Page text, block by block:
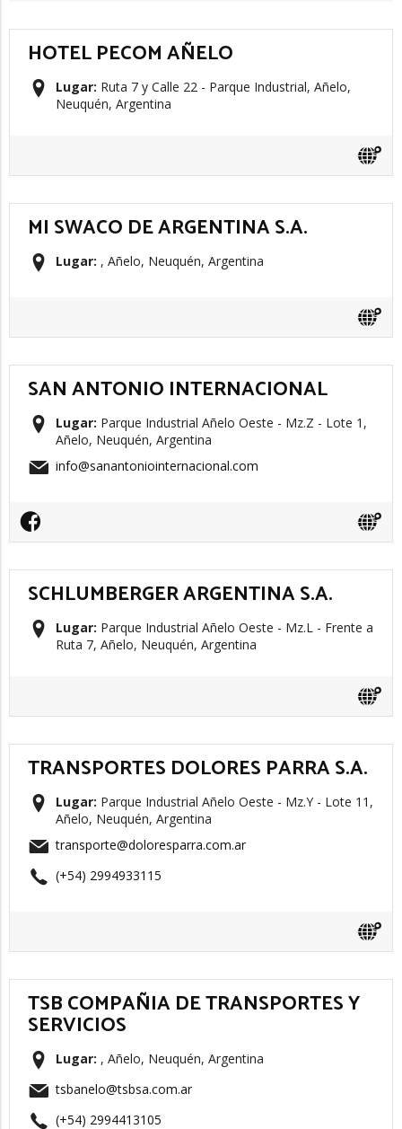
HOTEL PECOM AÑELO
Lugar: Ruta 7 y Calle 22 - Parque Industrial, Añelo,
Neuquén, Argentina
MI SWACO DE ARGENTINA S.A.
Lugar: , Añelo, Neuquén, Argentina
SAN ANTONIO INTERNACIONAL
Lugar: Parque Industrial Añelo Oeste - Mz.Z - Lote 1,
Añelo, Neuquén, Argentina
info@sanantoniointernacional.com
SCHLUMBERGER ARGENTINA S.A.
Lugar: Parque Industrial Añelo Oeste - Mz.L - Frente a
Ruta 7, Añelo, Neuquén, Argentina
TRANSPORTES DOLORES PARRA S.A.
Lugar: Parque Industrial Añelo Oeste - Mz.Y - Lote 11,
Añelo, Neuquén, Argentina
transporte@doloresparra.com.ar
(+54) 2994933115
TSB COMPAÑIA DE TRANSPORTES Y
SERVICIOS
Lugar: , Añelo, Neuquén, Argentina
tsbanelo@tsbsa.com.ar
(+54) 2994413105